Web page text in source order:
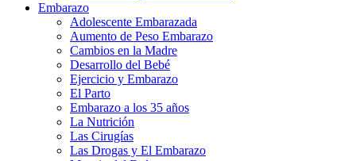
Embarazo
Adolescente Embarazada
Aumento de Peso Embarazo
Cambios en la Madre
Desarrollo del Bebé
Ejercicio y Embarazo
El Parto
Embarazo a los 35 años
La Nutrición
Las Cirugías
Las Drogas y El Embarazo